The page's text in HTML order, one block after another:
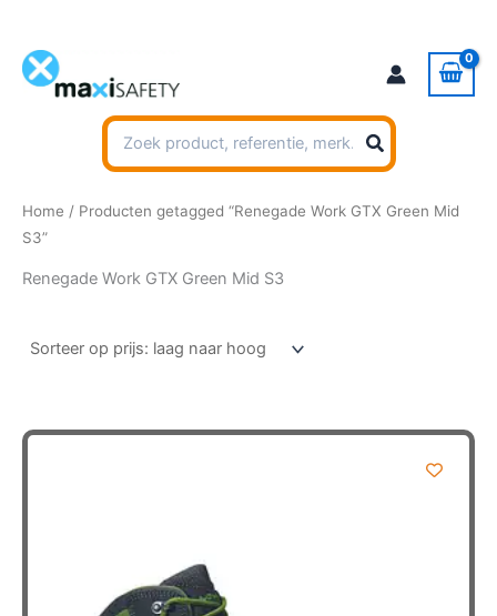
inhoud
Zoeken
naar:
Home / Producten getagged “Renegade Work GTX Green Mid
S3”
Renegade Work GTX Green Mid S3